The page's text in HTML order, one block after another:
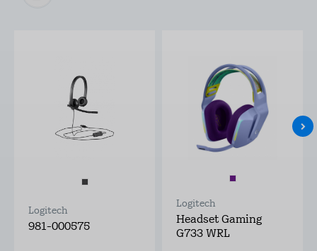
Logitech
981-000575
Logitech
Headset Gaming
G733 WRL